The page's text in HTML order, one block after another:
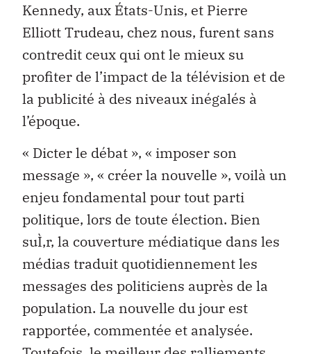
Kennedy, aux États-Unis, et Pierre
Elliott Trudeau, chez nous, furent sans
contredit ceux qui ont le mieux su
profiter de l’impact de la télévision et de
la publicité à des niveaux inégalés à
l’époque.
« Dicter le débat », « imposer son
message », « créer la nouvelle », voilà un
enjeu fondamental pour tout parti
politique, lors de toute élection. Bien
suÌ‚r, la couverture médiatique dans les
médias traduit quotidiennement les
messages des politiciens auprès de la
population. La nouvelle du jour est
rapportée, commentée et analysée.